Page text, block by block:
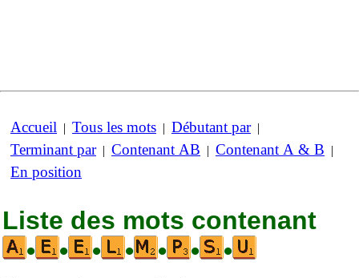
Accueil | Tous les mots | Débutant par|
Terminant par| Contenant AB | Contenant A & B |
En position
Liste des mots contenant
•
• • • • • •